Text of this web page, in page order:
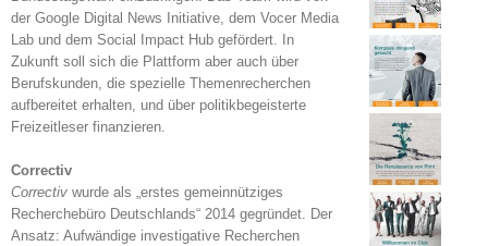
der Google Digital News Initiative, dem Vocer Media
Lab und dem Social Impact Hub gefördert. In
Zukunft soll sich die Plattform aber auch über
Berufskunden, die spezielle Themenrecherchen
aufbereitet erhalten, und über politikbegeisterte
Freizeitleser finanzieren.
Correctiv
Correctiv wurde als „erstes gemeinnütziges
Recherchebüro Deutschlands“ 2014 gegründet. Der
Ansatz: Aufwändige investigative Recherchen